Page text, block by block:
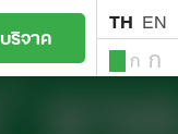
บริจาค TH EN
ก ก